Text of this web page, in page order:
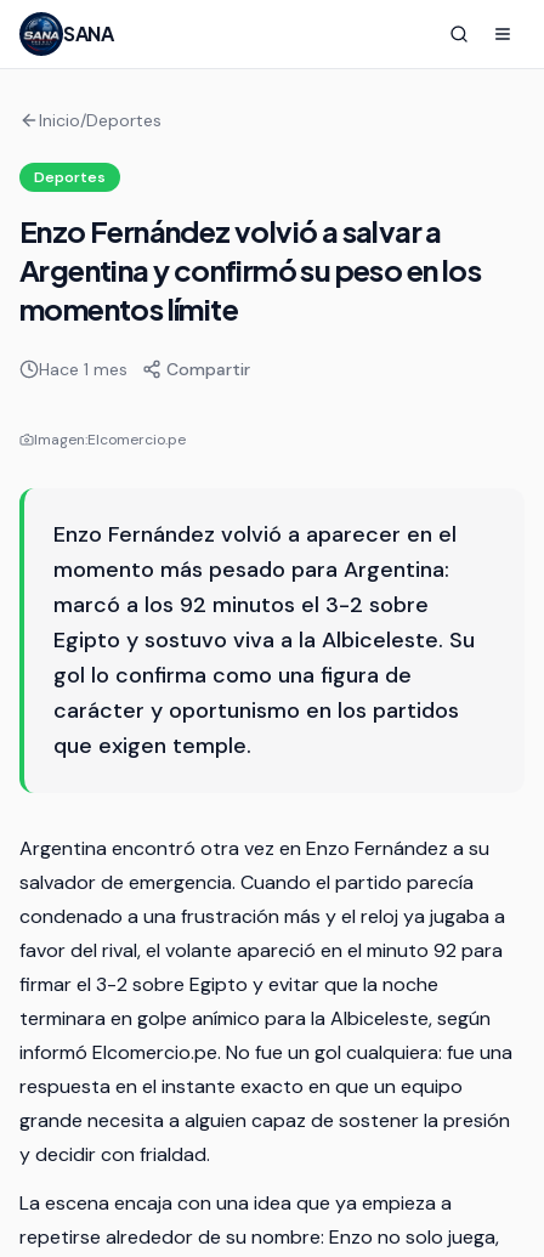
SANA
Inicio/Deportes
Deportes
Enzo Fernández volvió a salvar a
Argentina y confirmó su peso en los
momentos límite
Hace 1 mes Compartir
Imagen:Elcomercio.pe
Enzo Fernández volvió a aparecer en el
momento más pesado para Argentina:
marcó a los 92 minutos el 3-2 sobre
Egipto y sostuvo viva a la Albiceleste. Su
gol lo confirma como una figura de
carácter y oportunismo en los partidos
que exigen temple.
Argentina encontró otra vez en Enzo Fernández a su
salvador de emergencia. Cuando el partido parecía
condenado a una frustración más y el reloj ya jugaba a
favor del rival, el volante apareció en el minuto 92 para
firmar el 3-2 sobre Egipto y evitar que la noche
terminara en golpe anímico para la Albiceleste, según
informó Elcomercio.pe. No fue un gol cualquiera: fue una
respuesta en el instante exacto en que un equipo
grande necesita a alguien capaz de sostener la presión
y decidir con frialdad.
La escena encaja con una idea que ya empieza a
repetirse alrededor de su nombre: Enzo no solo juega,